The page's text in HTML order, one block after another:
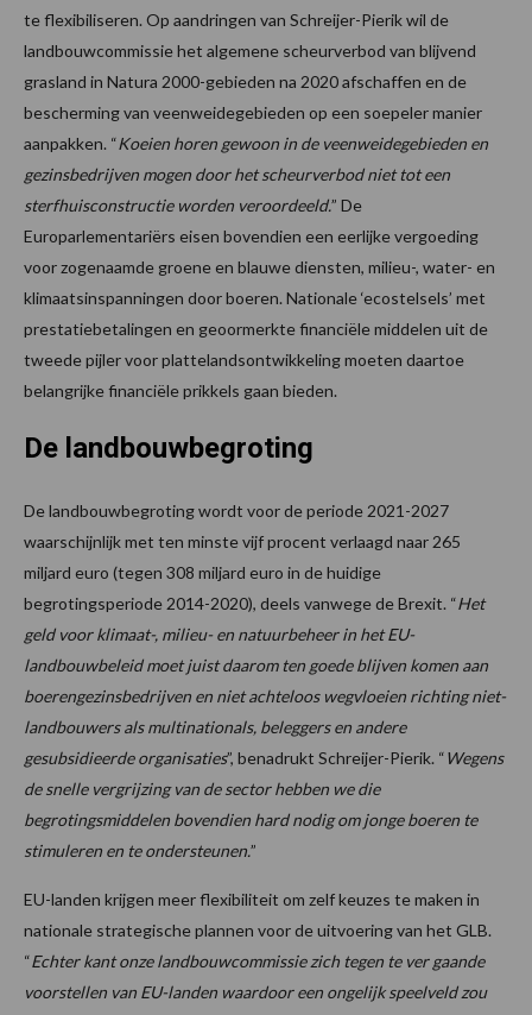
te flexibiliseren. Op aandringen van Schreijer-Pierik wil de
landbouwcommissie het algemene scheurverbod van blijvend
grasland in Natura 2000-gebieden na 2020 afschaffen en de
bescherming van veenweidegebieden op een soepeler manier
aanpakken. “Koeien horen gewoon in de veenweidegebieden en
gezinsbedrijven mogen door het scheurverbod niet tot een
sterfhuisconstructie worden veroordeeld.” De
Europarlementariërs eisen bovendien een eerlijke vergoeding
voor zogenaamde groene en blauwe diensten, milieu-, water- en
klimaatsinspanningen door boeren. Nationale ‘ecostelsels’ met
prestatiebetalingen en geoormerkte financiële middelen uit de
tweede pijler voor plattelandsontwikkeling moeten daartoe
belangrijke financiële prikkels gaan bieden.
De landbouwbegroting
De landbouwbegroting wordt voor de periode 2021-2027
waarschijnlijk met ten minste vijf procent verlaagd naar 265
miljard euro (tegen 308 miljard euro in de huidige
begrotingsperiode 2014-2020), deels vanwege de Brexit. “Het
geld voor klimaat-, milieu- en natuurbeheer in het EU-
landbouwbeleid moet juist daarom ten goede blijven komen aan
boerengezinsbedrijven en niet achteloos wegvloeien richting niet-
landbouwers als multinationals, beleggers en andere
gesubsidieerde organisaties”, benadrukt Schreijer-Pierik. “Wegens
de snelle vergrijzing van de sector hebben we die
begrotingsmiddelen bovendien hard nodig om jonge boeren te
stimuleren en te ondersteunen.”
EU-landen krijgen meer flexibiliteit om zelf keuzes te maken in
nationale strategische plannen voor de uitvoering van het GLB.
“Echter kant onze landbouwcommissie zich tegen te ver gaande
voorstellen van EU-landen waardoor een ongelijk speelveld zou